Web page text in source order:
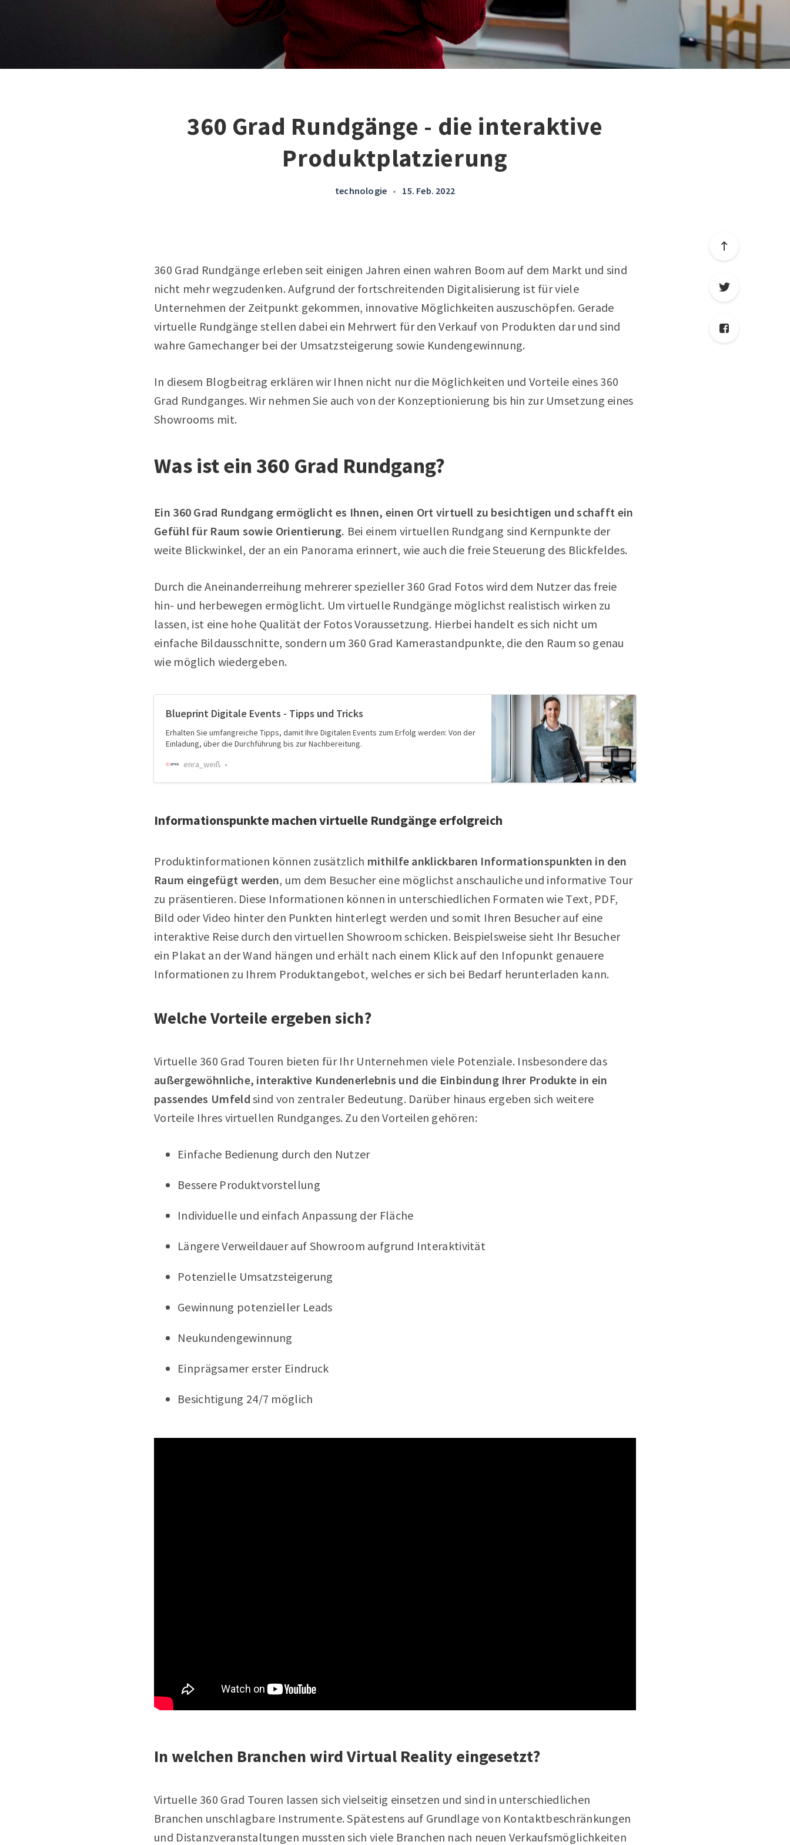
360 Grad Rundgänge - die interaktive
Produktplatzierung
technologie • 15. Feb. 2022
360 Grad Rundgänge erleben seit einigen Jahren einen wahren Boom auf dem Markt und sind
nicht mehr wegzudenken. Aufgrund der fortschreitenden Digitalisierung ist für viele
Unternehmen der Zeitpunkt gekommen, innovative Möglichkeiten auszuschöpfen. Gerade
virtuelle Rundgänge stellen dabei ein Mehrwert für den Verkauf von Produkten dar und sind
wahre Gamechanger bei der Umsatzsteigerung sowie Kundengewinnung.
In diesem Blogbeitrag erklären wir Ihnen nicht nur die Möglichkeiten und Vorteile eines 360
Grad Rundganges. Wir nehmen Sie auch von der Konzeptionierung bis hin zur Umsetzung eines
Showrooms mit.
Was ist ein 360 Grad Rundgang?
Ein 360 Grad Rundgang ermöglicht es Ihnen, einen Ort virtuell zu besichtigen und schafft ein
Gefühl für Raum sowie Orientierung. Bei einem virtuellen Rundgang sind Kernpunkte der
weite Blickwinkel, der an ein Panorama erinnert, wie auch die freie Steuerung des Blickfeldes.
Durch die Aneinanderreihung mehrerer spezieller 360 Grad Fotos wird dem Nutzer das freie
hin- und herbewegen ermöglicht. Um virtuelle Rundgänge möglichst realistisch wirken zu
lassen, ist eine hohe Qualität der Fotos Voraussetzung. Hierbei handelt es sich nicht um
einfache Bildausschnitte, sondern um 360 Grad Kamerastandpunkte, die den Raum so genau
wie möglich wiedergeben.
Blueprint Digitale Events - Tipps und Tricks
Erhalten Sie umfangreiche Tipps, damit Ihre Digitalen Events zum Erfolg werden: Von der
Einladung, über die Durchführung bis zur Nachbereitung.
enra_weiß
Informationspunkte machen virtuelle Rundgänge erfolgreich
Produktinformationen können zusätzlich mithilfe anklickbaren Informationspunkten in den
Raum eingefügt werden, um dem Besucher eine möglichst anschauliche und informative Tour
zu präsentieren. Diese Informationen können in unterschiedlichen Formaten wie Text, PDF,
Bild oder Video hinter den Punkten hinterlegt werden und somit Ihren Besucher auf eine
interaktive Reise durch den virtuellen Showroom schicken. Beispielsweise sieht Ihr Besucher
ein Plakat an der Wand hängen und erhält nach einem Klick auf den Infopunkt genauere
Informationen zu Ihrem Produktangebot, welches er sich bei Bedarf herunterladen kann.
Welche Vorteile ergeben sich?
Virtuelle 360 Grad Touren bieten für Ihr Unternehmen viele Potenziale. Insbesondere das
außergewöhnliche, interaktive Kundenerlebnis und die Einbindung Ihrer Produkte in ein
passendes Umfeldsind von zentraler Bedeutung. Darüber hinaus ergeben sich weitere
Vorteile Ihres virtuellen Rundganges. Zu den Vorteilen gehören:
Einfache Bedienung durch den Nutzer
Bessere Produktvorstellung
Individuelle und einfach Anpassung der Fläche
Längere Verweildauer auf Showroom aufgrund Interaktivität
Potenzielle Umsatzsteigerung
Gewinnung potenzieller Leads
Neukundengewinnung
Einprägsamer erster Eindruck
Besichtigung 24/7 möglich
In welchen Branchen wird Virtual Reality eingesetzt?
Virtuelle 360 Grad Touren lassen sich vielseitig einsetzen und sind in unterschiedlichen
Branchen unschlagbare Instrumente. Spätestens auf Grundlage von Kontaktbeschränkungen
und Distanzveranstaltungen mussten sich viele Branchen nach neuen Verkaufsmöglichkeiten